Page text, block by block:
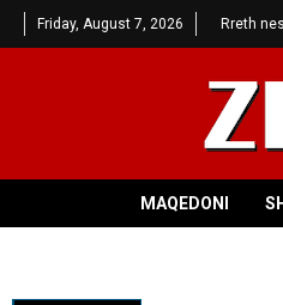
Friday, August 7, 2026 Rreth
MAQEDONI